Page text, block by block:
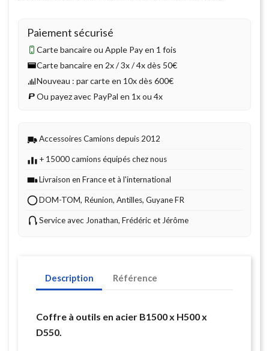
Paiement sécurisé
Carte bancaire ou Apple Pay en 1 fois
Carte bancaire en 2x / 3x / 4x dès 50€
Nouveau : par carte en 10x dès 600€
Ou payez avec PayPal en 1x ou 4x
Accessoires Camions depuis 2012
+ 15000 camions équipés chez nous
Livraison en France et à l'international
DOM-TOM, Réunion, Antilles, Guyane FR
Service avec Jonathan, Frédéric et Jérôme
Description Référence
Coffre à outils en acier B1500 x H500 x
D550.